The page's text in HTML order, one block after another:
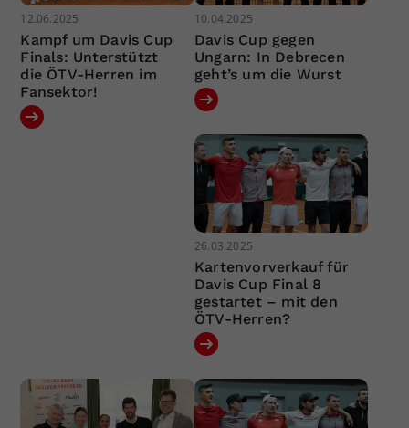
12.06.2025
Kampf um Davis Cup
Finals: Unterstützt
die ÖTV-Herren im
Fansektor!
10.04.2025
Davis Cup gegen
Ungarn: In Debrecen
geht’s um die Wurst
26.03.2025
Kartenvorverkauf für
Davis Cup Final 8
gestartet – mit den
ÖTV-Herren?